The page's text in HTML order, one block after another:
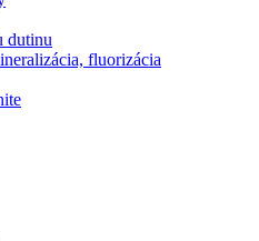
dutinu
fluorizácia